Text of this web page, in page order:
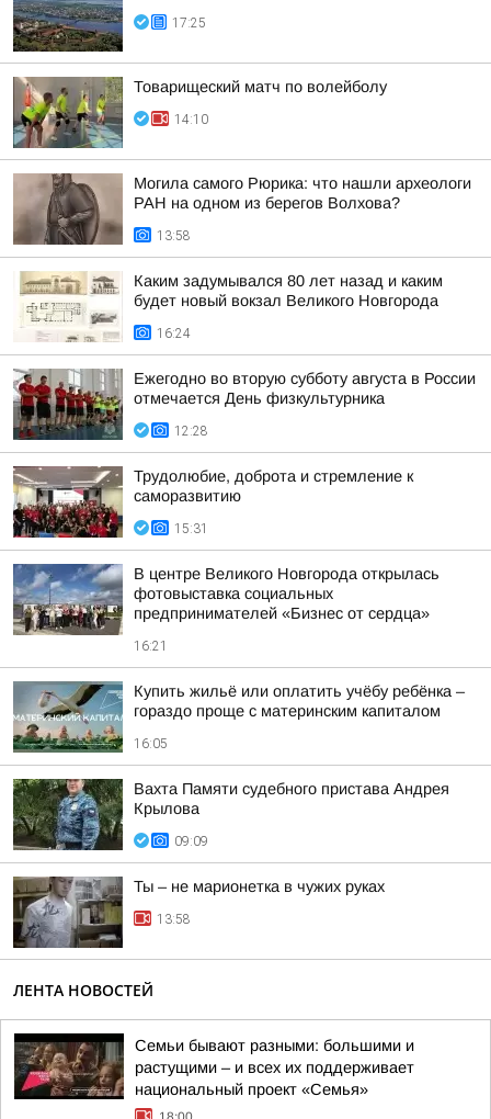
17:25
Товарищеский матч по волейболу
14:10
Могила самого Рюрика: что нашли археологи
РАН на одном из берегов Волхова?
13:58
Каким задумывался 80 лет назад и каким
будет новый вокзал Великого Новгорода
16:24
Ежегодно во вторую субботу августа в России
отмечается День физкультурника
12:28
Трудолюбие, доброта и стремление к
саморазвитию
15:31
В центре Великого Новгорода открылась
фотовыставка социальных
предпринимателей «Бизнес от сердца»
16:21
Купить жильё или оплатить учёбу ребёнка –
гораздо проще с материнским капиталом
16:05
Вахта Памяти судебного пристава Андрея
Крылова
09:09
Ты – не марионетка в чужих руках
13:58
ЛЕНТА НОВОСТЕЙ
Семьи бывают разными: большими и
растущими – и всех их поддерживает
национальный проект «Семья»